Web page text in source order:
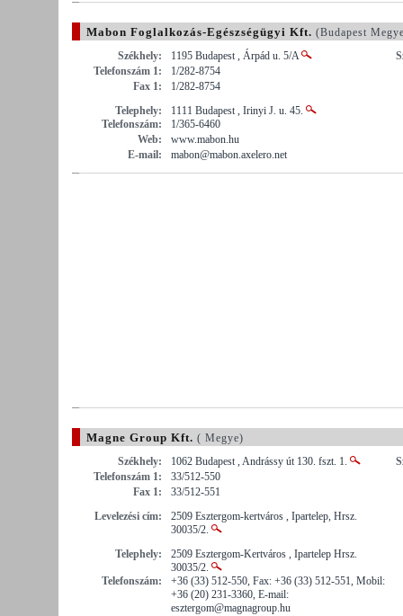
Mabon Foglalkozás-Egészségügyi Kft. (Budapest
Székhely:
1195 Budapest , Árpád u. 5/A
Telefonszám 1:
1/282-8754
Fax 1:
1/282-8754
Telephely:
1111 Budapest , Irinyi J. u. 45.
Telefonszám:
1/365-6460
Web:
www.mabon.hu
E-mail:
mabon@mabon.axelero.net
Magne Group Kft. ( Megye)
Székhely:
1062 Budapest , Andrássy út 130. fszt. 1.
Telefonszám 1:
33/512-550
Fax 1:
33/512-551
Levelezési cím:
2509 Esztergom-kertváros , Ipartelep, Hrsz.
30035/2.
Telephely:
2509 Esztergom-Kertváros , Ipartelep Hrsz.
30035/2.
Telefonszám:
+36 (33) 512-550, Fax: +36 (33) 512-551, Mobil:
+36 (20) 231-3360, E-mail:
esztergom@magnagroup.hu